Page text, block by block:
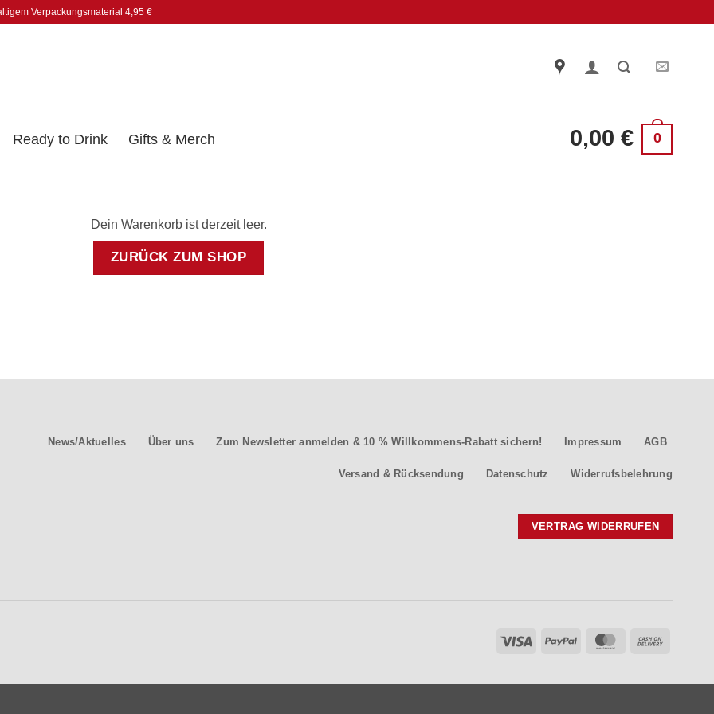
Verpackungsmaterial 4,95 €
Ready to Drink Gifts & Merch 0,00€ 0
Dein Warenkorb ist derzeit leer.
ZURÜCK ZUM SHOP
News/Aktuelles Über uns Zum Newsletter anmelden & 10 % Willkommens-Rabatt sichern! Impressum AGB
Versand & Rücksendung Datenschutz Widerrufsbelehrung
VERTRAG WIDERRUFEN
Visa PayPal MasterCard